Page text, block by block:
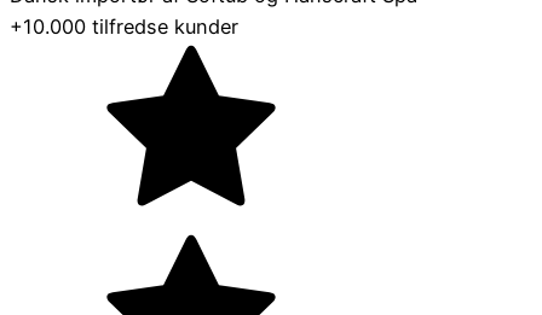
+10.000 tilfredse kunder